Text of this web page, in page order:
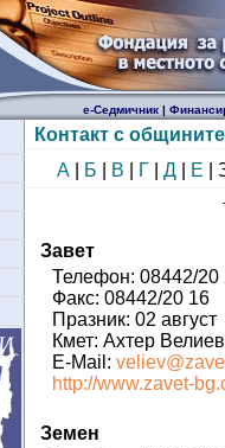
е-Седмичник|
Контакт с общините
А
Б В Г Д Е |
Завет
Телефон: 08442/20
Факс: 08442/20 16
Празник: 02 август
Кмет: Ахтер Велиев
E-Mail:
http://www.zavet-
Земен